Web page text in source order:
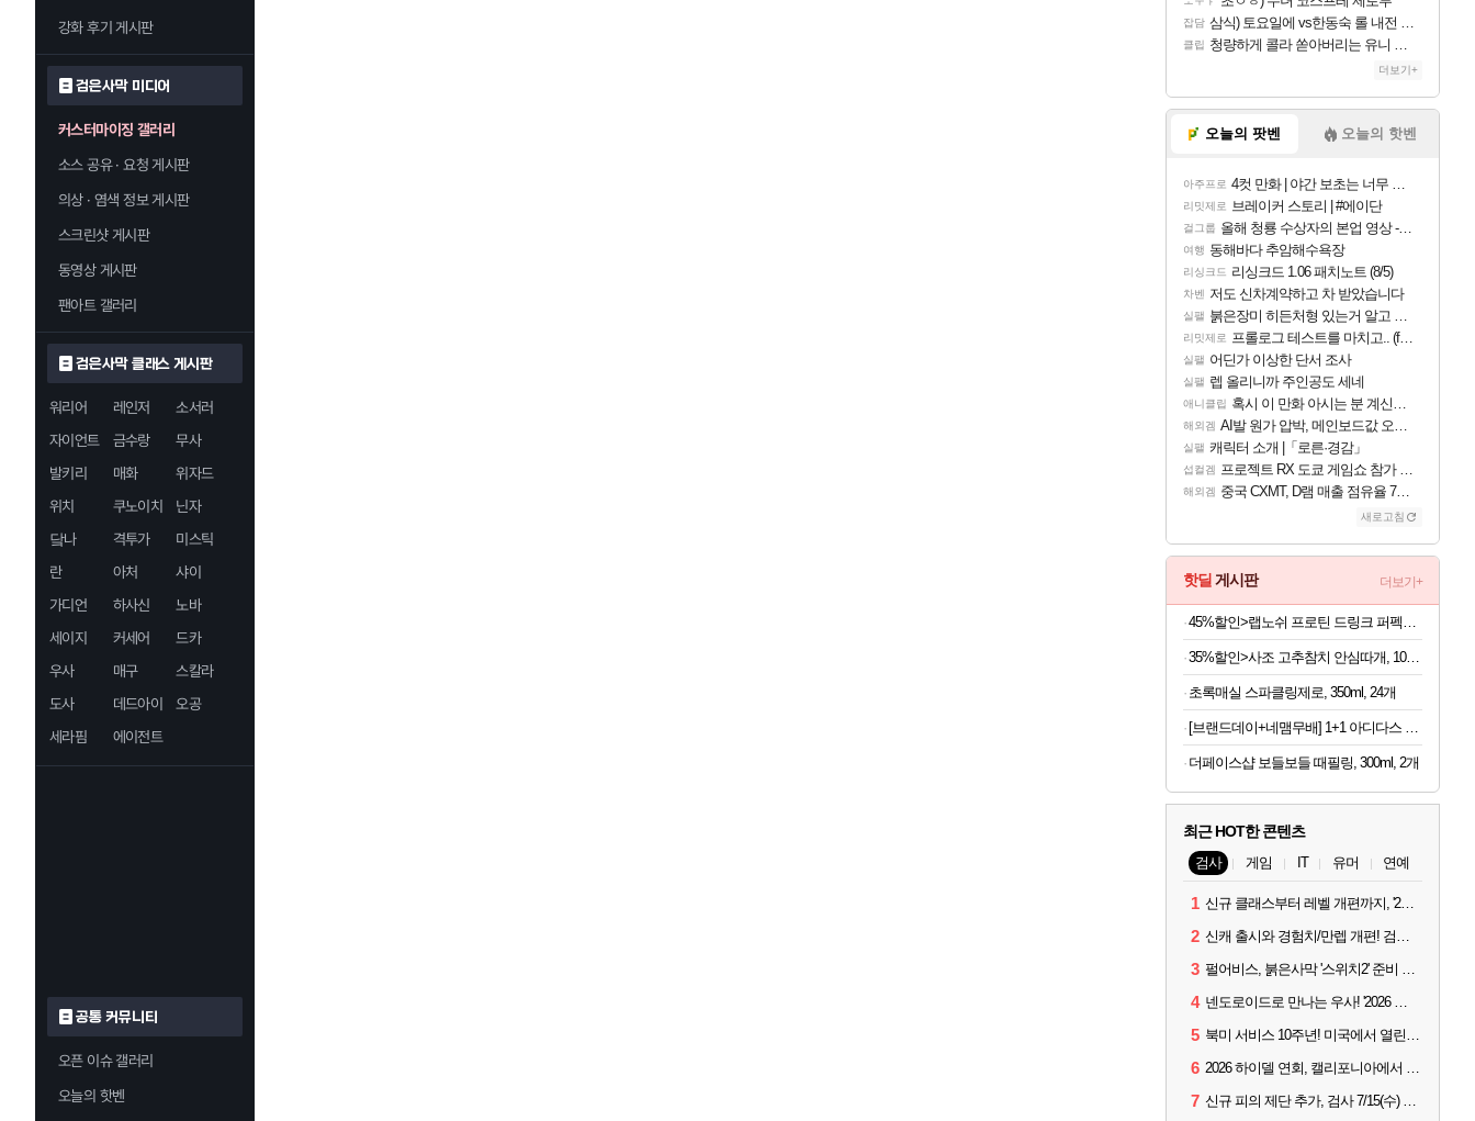
강화 후기 게시판
검은사막 미디어
커스터마이징 갤러리
소스 공유 · 요청 게시판
의상 · 염색 정보 게시판
스크린샷 게시판
동영상 게시판
팬아트 갤러리
검은사막 클래스 게시판
워리어 레인저
소서러
자이언트
금수랑
무사
발키리
매화
위자드
위치
쿠노이치
닌자
닼나
격투가
미스틱
란
아처
샤이
가디언
하사신
노바
세이지
커세어
드카
우사
매구
스칼라
도사
데드아이
오공
세라핌
에이전트
공통 커뮤니티
오픈 이슈 갤러리
오늘의 핫벤
잡담 삼식) 토요일에 vs한동숙 롤 내전 예정
클립 청량하게 콜라 쏟아버리는 유니 ㅋㅋㅋ
더보기+
오늘의 팟벤 오늘의 핫벤
아주프로 4컷 만화 | 야간 보초는 너무 힘들어
리밋제로 브레이커 스토리 | #에이단
걸그룹 올해 청룡 수상자의 본업 영상 - 스테이씨 윤
여행 동해바다 추암해수욕장
리싱크드 리싱크드 1.06 패치노트 (8/5)
차벤 저도 신차계약하고 차 받았습니다
실팰 붉은장미 히든처형 있는거 알고 있었음?
리밋제로 프롤로그 테스트를 마치고.. (feat. 리아)
실팰 어딘가 이상한 단서 조사
실팰 렙 올리니까 주인공도 세네
애니클립 혹시 이 만화 아시는 분 계신가요
해외겜 AI발 원가 압박, 메인보드값 오르나
실팰 캐릭터 소개 |「로른·경감」
섭컬겜 프로젝트 RX 도쿄 게임쇼 참가 결정
해외겜 중국 CXMT, D램 매출 점유율 7%…글로벌 4위로 부상
새로고침
핫딜 게시판 더보기+
35%할인>사조 고추참치 안심따개, 100g, 10개
초록매실 스파클링제로, 350ml, 24개
더페이스샵 보들보들 때필링, 300ml, 2개
최근 HOT한 콘텐츠
검사 게임 IT 유머 연예
1 신규 클래스부터 레벨 개편까지, '2026 검은사막 하이델 연회' 총정리
2 신캐 출시와 경험치/만렙 개편! 검사 2026 하이델 연회 모아보기
3 펄어비스, 붉은사막 '스위치2' 준비 중... 도깨비는 28년 목표
4 넨도로이드로 만나는 우사! '2026 하이델 연회' 막바지 깜짝 공개
5 북미 서비스 10주년! 미국에서 열린 '검은사막 하이델 연회'
6 2026 하이델 연회, 캘리포니아에서 개최
7 신규 피의 제단 추가, 검사 7/15(수) 패치 핵심 정리